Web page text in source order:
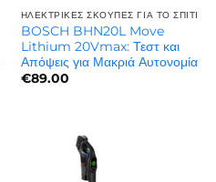
ΗΛΕΚΤΡΙΚΈΣ ΣΚΟΎΠΕΣ ΓΙΑ ΤΟ ΣΠΊΤΙ
BOSCH BHN20L Move
Lithium 20Vmax: Τεστ και
Απόψεις για Μακριά Αυτονομία
€89.00